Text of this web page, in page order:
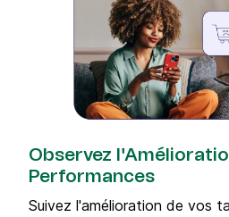
Observez
Performances
Suivez l'amélioration de vos